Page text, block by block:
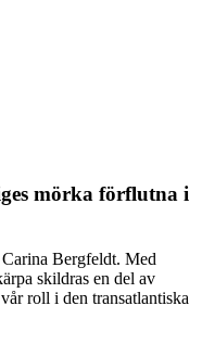
mörka förflutna i
Bergfeldt. Med
skildras en del av
roll i den transatlantiska